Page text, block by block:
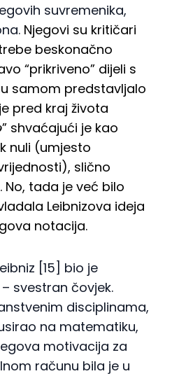
suvremenika,
Njegovi su kritičari
beskonačno
“prikriveno” dijeli s
samom predstavljalo
pred kraj života
” shvaćajući je kao
nuli (umjesto
slično
No, tada je već bilo
Leibnizova ideja
notacija.
[15] bio je
svestran čovjek.
disciplinama,
na matematiku,
motivacija za
računu bila je u